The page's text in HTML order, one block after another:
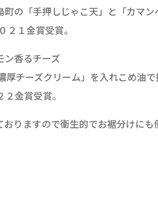
の「手押しじゃこ天」と「カマ
１金賞受賞。
香るチーズ
チーズクリーム」を入れこめ油で
金賞受賞。
りますので衛生的でお裾分けにも